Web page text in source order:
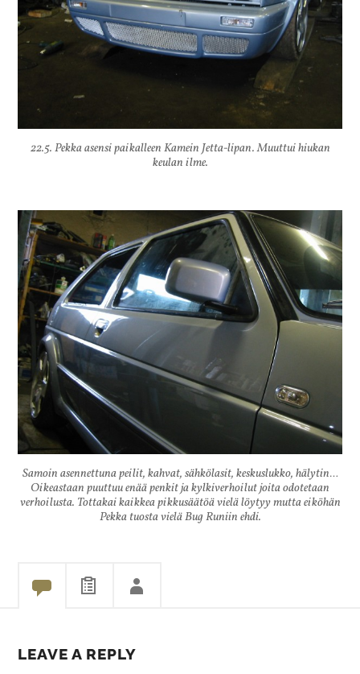
22.5. Pekka asensi paikalleen Kamein Jetta-lipan. Muuttui hiukan
keulan ilme.
Samoin asennettuna peilit, kahvat, sähkölasit, keskuslukko, hälytin…
Oikeastaan puuttuu enää penkit ja kylkiverhoilut joita odotetaan
verhoilusta. Tottakai kaikkea pikkusäätöä vielä löytyy mutta eiköhän
Pekka tuosta vielä Bug Runiin ehdi.
LEAVE A REPLY